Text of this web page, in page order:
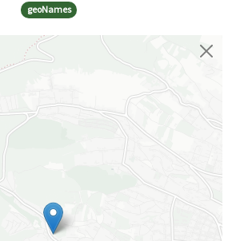
geoNames